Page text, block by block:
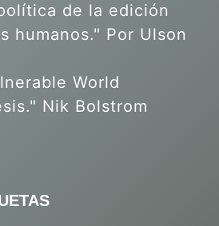
de la edición
humanos." Por Ulson
World
Nik Bolstrom